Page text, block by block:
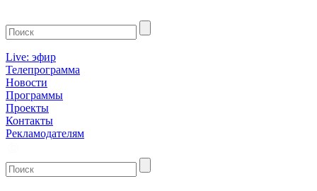
Live: эфир
Телепрограмма
Новости
Программы
Проекты
Контакты
Рекламодателям